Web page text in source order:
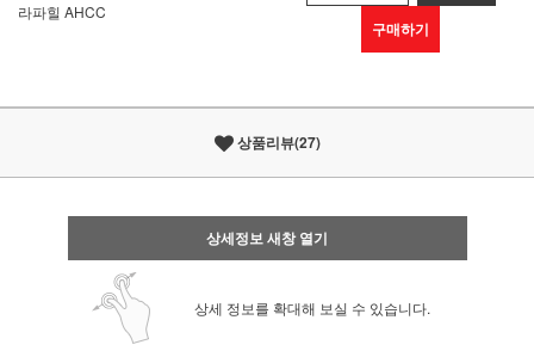
라파힐 AHCC
구매하기
상품리뷰(27)
상세정보 새창 열기
상세 정보를 확대해 보실 수 있습니다.